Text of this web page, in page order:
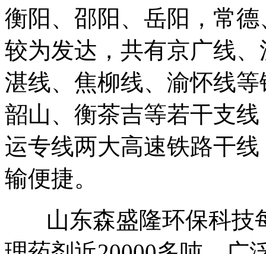
衡阳、邵阳、岳阳，常
较为发达，共有京广线
湛线、焦柳线、渝怀线
韶山、衡茶吉等若干支
运专线两大高速铁路干
输便捷。
山东森盛隆环保科技